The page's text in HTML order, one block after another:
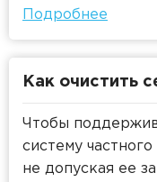
Подробнее
Как очистить
Чтобы
систему
не допуская ее